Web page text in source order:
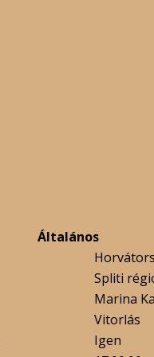
Általános
Spliti
Marina
Vitorlás
Igen